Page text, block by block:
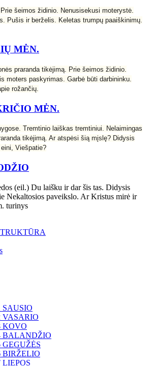
šeimos židinio. Nenusisekusi moterystė.
Pušis ir berželis. Keletas trumpų paaiškinimų.
MĖN.
praranda tikėjimą. Prie šeimos židinio.
moters paskyrimas. Garbė būti darbininku.
rožančių.
MĖN.
Tremtinio laiškas tremtiniui. Nelaimingas
tikėjimą. Ar atspėsi šią mįslę? Didysis
Viešpatie?
(eil.) Du laišku ir dar šis tas. Didysis
Nekaltosios paveikslo. Ar Kristus mirė ir
turinys
SAUSIO
VASARIO
KOVO
BALANDŽIO
GEGUŽĖS
BIRŽELIO
LIEPOS